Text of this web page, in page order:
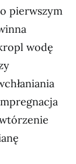
pierwszym
wodę